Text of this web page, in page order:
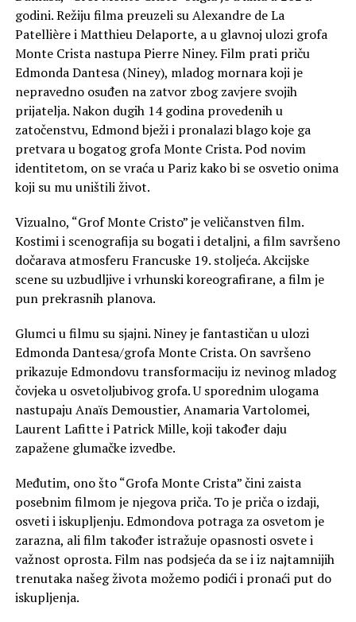
godini. Režiju filma preuzeli su Alexandre de La
Patellière i Matthieu Delaporte, a u glavnoj ulozi grofa
Monte Crista nastupa Pierre Niney. Film prati priču
Edmonda Dantesa (Niney), mladog mornara koji je
nepravedno osuđen na zatvor zbog zavjere svojih
prijatelja. Nakon dugih 14 godina provedenih u
zatočenstvu, Edmond bježi i pronalazi blago koje ga
pretvara u bogatog grofa Monte Crista. Pod novim
identitetom, on se vraća u Pariz kako bi se osvetio onima
koji su mu uništili život.
Vizualno, “Grof Monte Cristo” je veličanstven film.
Kostimi i scenografija su bogati i detaljni, a film savršeno
dočarava atmosferu Francuske 19. stoljeća. Akcijske
scene su uzbudljive i vrhunski koreografirane, a film je
pun prekrasnih planova.
Glumci u filmu su sjajni. Niney je fantastičan u ulozi
Edmonda Dantesa/grofa Monte Crista. On savršeno
prikazuje Edmondovu transformaciju iz nevinog mladog
čovjeka u osvetoljubivog grofa. U sporednim ulogama
nastupaju Anaïs Demoustier, Anamaria Vartolomei,
Laurent Lafitte i Patrick Mille, koji također daju
zapažene glumačke izvedbe.
Međutim, ono što “Grofa Monte Crista” čini zaista
posebnim filmom je njegova priča. To je priča o izdaji,
osveti i iskupljenju. Edmondova potraga za osvetom je
zarazna, ali film također istražuje opasnosti osvete i
važnost oprosta. Film nas podsjeća da se i iz najtamnijih
trenutaka našeg života možemo podići i pronaći put do
iskupljenja.